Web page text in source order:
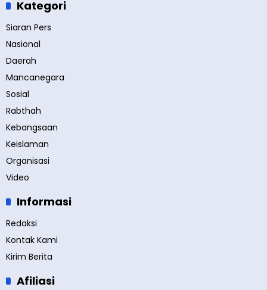
Kategori
Siaran Pers
Nasional
Daerah
Mancanegara
Sosial
Rabthah
Kebangsaan
Keislaman
Organisasi
Video
Informasi
Redaksi
Kontak Kami
Kirim Berita
Afiliasi